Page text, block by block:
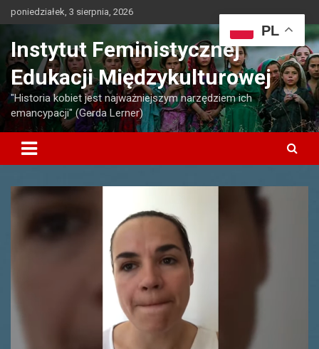
to
poniedziałek, 3 sierpnia, 2026
Instytut Feministycznej
Edukacji Międzykulturowej
"Historia kobiet jest najważniejszym narzędziem ich
emancypacji" (Gerda Lerner)
PL